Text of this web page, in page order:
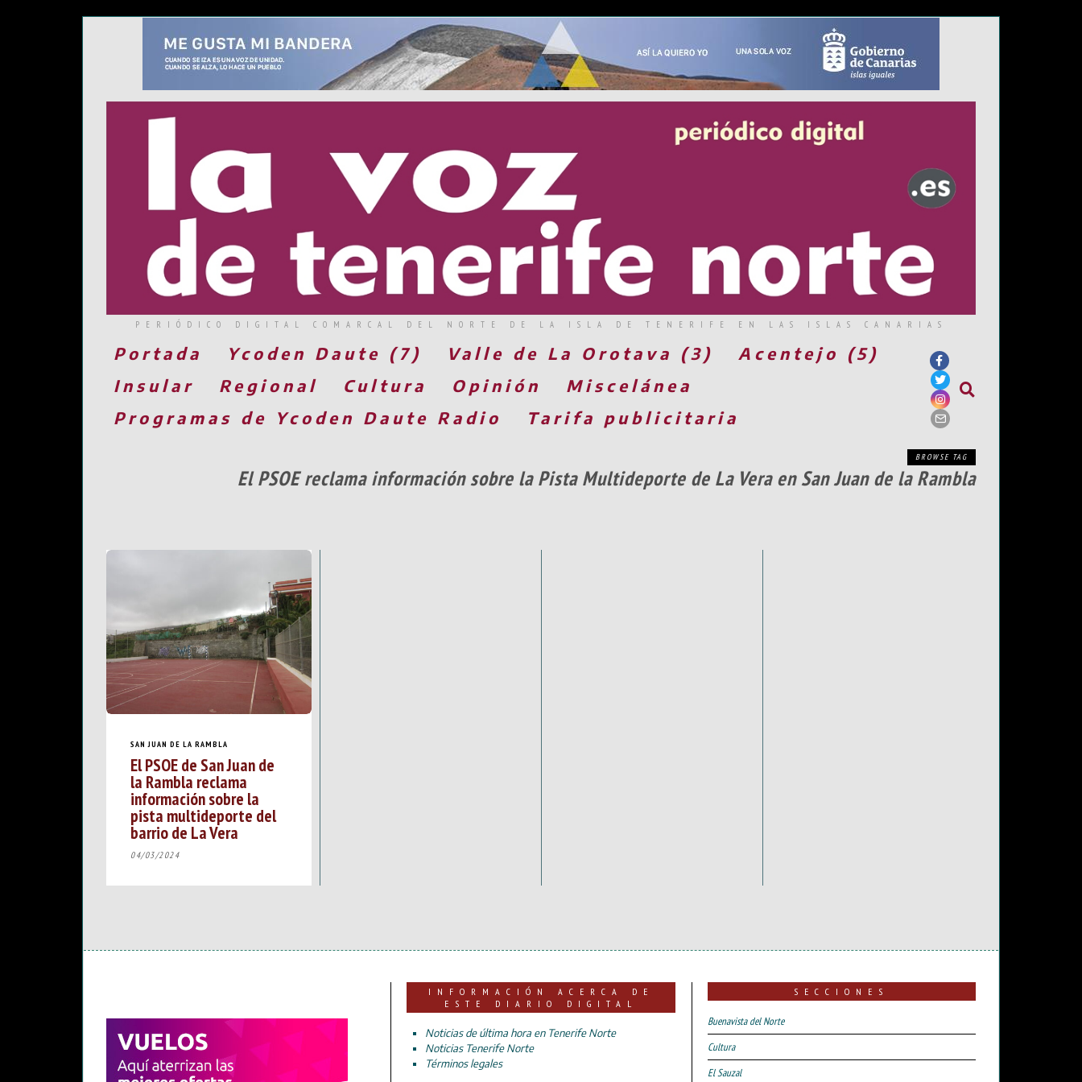
PERIÓDICO DIGITAL COMARCAL DEL NORTE DE LA ISLA DE TENERIFE EN LAS ISLAS CANARIAS
Portada Ycoden Daute (7) Valle de La Orotava (3)
Acentejo (5)
Insular
Regional Cultura Opinión
Miscelánea
Programas de Ycoden Daute Radio
Tarifa publicitaria
BROWSE TAG
El PSOE reclama información sobre la Pista Multideporte de La Vera en San Juan de la Rambla
SAN JUAN DE LA RAMBLA
El PSOE de San Juan de
la Rambla reclama
información sobre la
pista multideporte del
barrio de La Vera
04/03/2024
INFORMACIÓN ACERCA DE
ESTE DIARIO DIGITAL
Noticias de última hora en Tenerife Norte
Noticias Tenerife Norte
Términos legales
SECCIONES
Buenavista del Norte
Cultura
El Sauzal